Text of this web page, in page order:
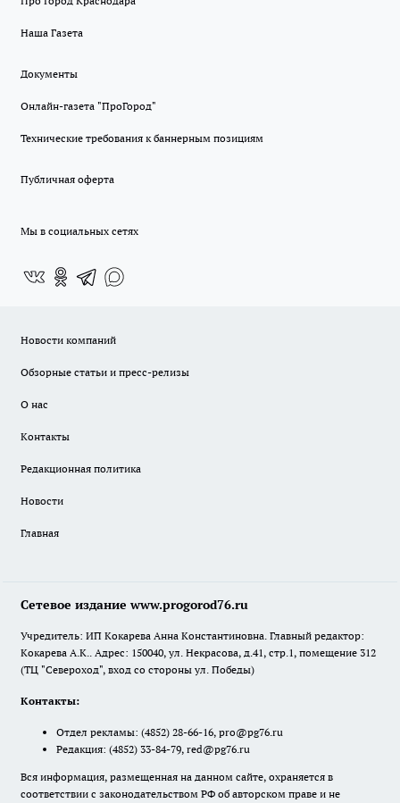
Наша Газета
Документы
Онлайн-газета "ПроГород"
Технические требования к баннерным позициям
Публичная оферта
Мы в социальных сетях
Новости компаний
Обзорные статьи и пресс-релизы
О нас
Контакты
Редакционная политика
Новости
Главная
Сетевое издание www.progorod76.ru
Учредитель: ИП Кокарева Анна Константиновна. Главный редактор:
Кокарева А.К.. Адрес: 150040, ул. Некрасова, д.41, стр.1, помещение 312
(ТЦ "Североход", вход со стороны ул. Победы)
Контакты:
Отдел рекламы: (4852) 28-66-16, pro@pg76.ru
Редакция: (4852) 33-84-79, red@pg76.ru
Вся информация, размещенная на данном сайте, охраняется в
соответствии с законодательством РФ об авторском праве и не